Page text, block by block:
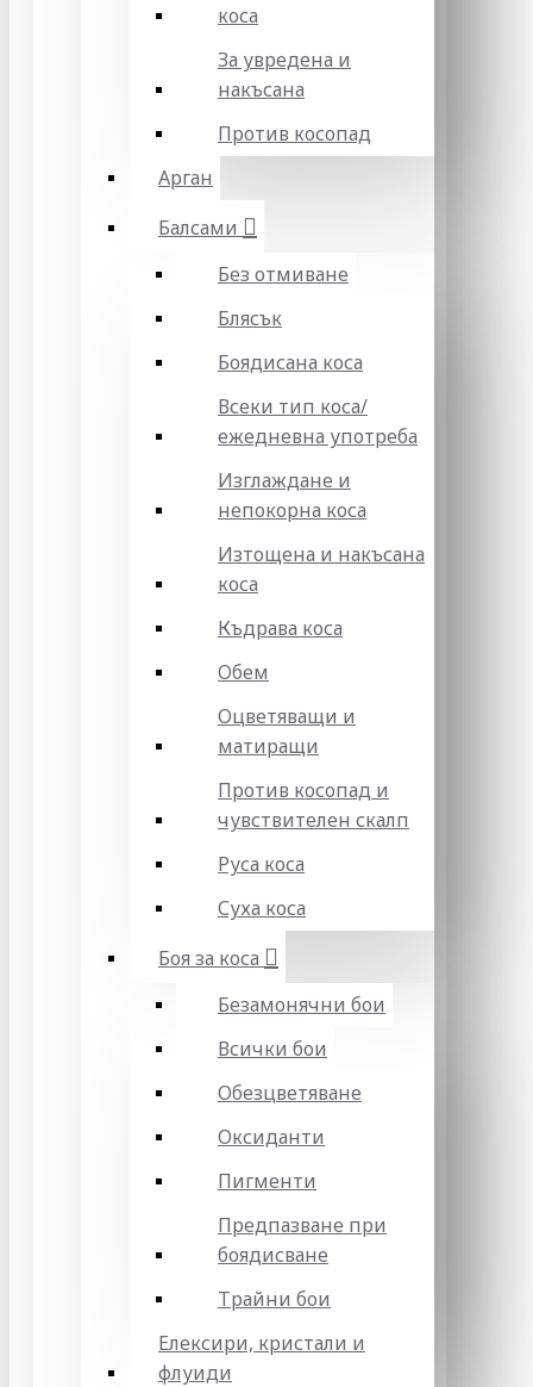
коса
За увредена и
накъсана
Против косопад
Арган
Балсами
Без отмиване
Блясък
Боядисана коса
Всеки тип коса/
ежедневна употреба
Изглаждане и
непокорна коса
Изтощена и накъсана
коса
Къдрава коса
Обем
Оцветяващи и
матиращи
Против косопад и
чувствителен скалп
Руса коса
Суха коса
Боя за коса
Безамонячни бои
Всички бои
Обезцветяване
Оксиданти
Пигменти
Предпазване при
боядисване
Трайни бои
Елексири, кристали и
флуиди